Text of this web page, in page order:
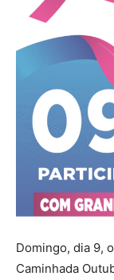
Domingo, dia 9,
Caminhada